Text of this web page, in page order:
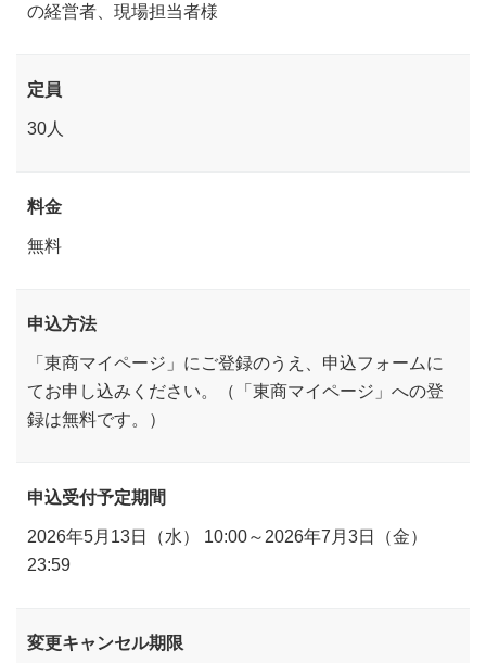
の経営者、現場担当者様
定員
30人
料金
無料
申込方法
「東商マイページ」にご登録のうえ、申込フォームに
てお申し込みください。（「東商マイページ」への登
録は無料です。）
申込受付予定期間
2026年5月13日（水） 10:00～2026年7月3日（金）
23:59
変更キャンセル期限